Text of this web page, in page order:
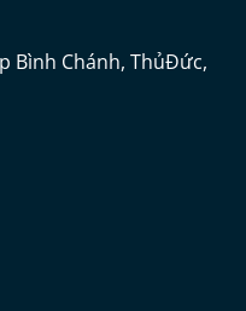
Bình Chánh, ThủĐức,